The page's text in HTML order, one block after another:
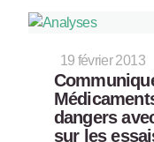
19 février 2013
dangers
sur les